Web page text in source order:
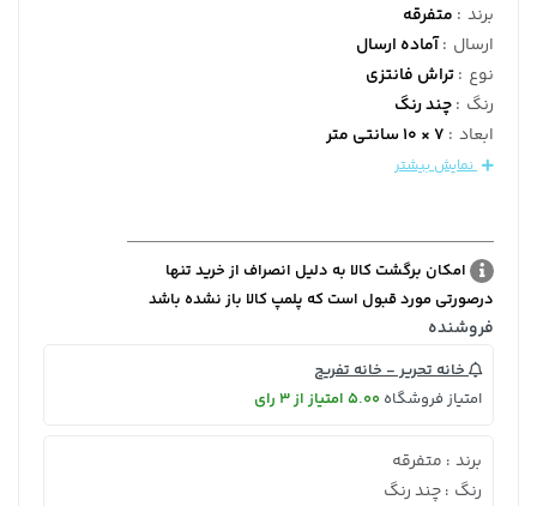
برند : متفرقه
ارسال :آماده ارسال
نوع :تراش فانتزی
رنگ :چند رنگ
ابعاد : 7 × 10 سانتی متر
نمایش بیشتر
امکان برگشت کالا به دلیل انصراف از خرید تنها
درصورتی مورد قبول است که پلمپ کالا باز نشده باشد
فروشنده
خانه تحریر - خانه تفریح
امتیاز فروشگاه 5.00 امتیاز از 3 رای
برند : متفرقه
رنگ : چند رنگ